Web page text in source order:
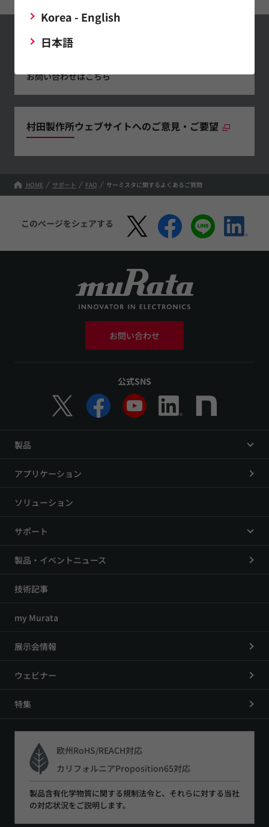
Korea - English
日本語
お問い合わせ
お問い合わせはこちら
村田製作所ウェブサイトへのご意見・ご要望
HOME サポート FAQ サーミスタに関するよくあるご質問
このページをシェアする
お問い合わせ
公式SNS
製品
アプリケーション
ソリューション
サポート
製品・イベントニュース
技術記事
my Murata
展示会情報
ウェビナー
特集
欧州RoHS/REACH対応
カリフォルニアProposition65対応
製品含有化学物質に関する規制法令と、それらに対する当社
の対応状況をご説明します。